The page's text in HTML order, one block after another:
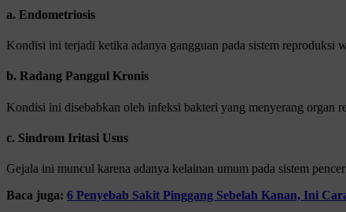
a. Endometriosis
Kondisi ini terjadi ketika adanya gangguan pada sistem
b. Radang Panggul Kronis
Kondisi ini disebabkan oleh infeksi bakteri yang menyerang organ
c. Sindrom Iritasi Usus
Gejala ini muncul karena adanya kelainan umum pada sistem
Baca juga: 6 Penyebab Sakit Pinggang Sebelah Kanan, Ini